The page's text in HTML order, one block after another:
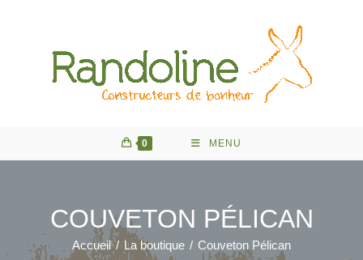
0 MENU
COUVETON PÉLICAN
Accueil / La boutique / Couveton Pélican